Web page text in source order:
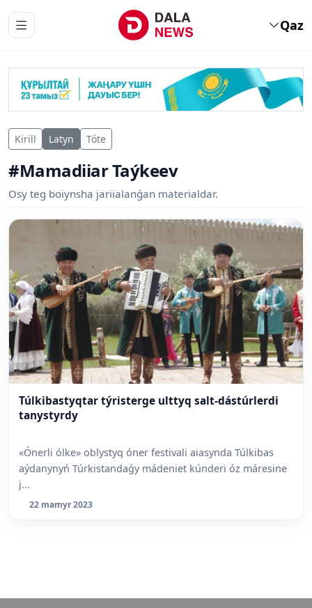
Qaz
Kirill Latyn Tóte
#Mamadiiar Taýkeev
Osy teg boiynsha jariialanǵan materialdar.
Túlkibastyqtar týristerge ulttyq salt-dástúrlerdi
tanystyrdy
«Ónerli ólke» oblystyq óner festivali aiasynda Túlkibas
aýdanynyń Túrkistandaǵy mádeniet kúnderi óz máresine
j...
22 mamyr 2023